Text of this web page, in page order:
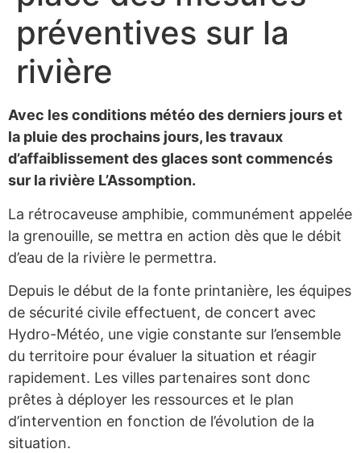
préventives sur la
rivière
Avec les conditions météo des derniers jours et
la pluie des prochains jours, les travaux
d’affaiblissement des glaces sont commencés
sur la rivière L’Assomption.
La rétrocaveuse amphibie, communément appelée
la grenouille, se mettra en action dès que le débit
d’eau de la rivière le permettra.
Depuis le début de la fonte printanière, les équipes
de sécurité civile effectuent, de concert avec
Hydro-Météo, une vigie constante sur l’ensemble
du territoire pour évaluer la situation et réagir
rapidement. Les villes partenaires sont donc
prêtes à déployer les ressources et le plan
d’intervention en fonction de l’évolution de la
situation.